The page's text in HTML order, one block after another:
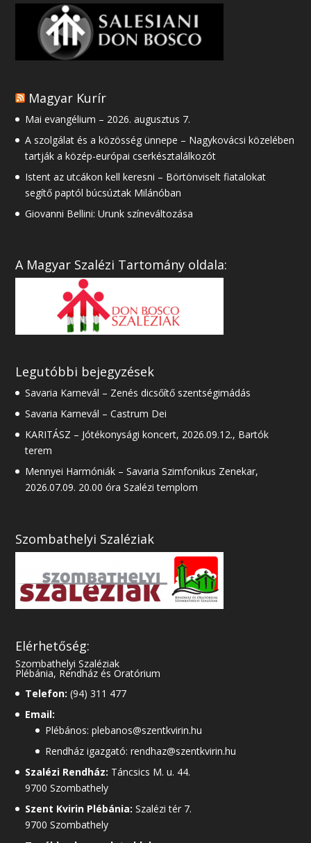
Magyar Kurír
Mai evangélium – 2026. augusztus 7.
A szolgálat és a közösség ünnepe – Nagykovácsi közelében
tartják a közép-európai cserkésztalálkozót
Istent az utcákon kell keresni – Börtönviselt fiatalokat
segítő paptól búcsúztak Milánóban
Giovanni Bellini: Urunk színeváltozása
A Magyar Szalézi Tartomány oldala:
Legutóbbi bejegyzések
Savaria Karnevál – Zenés dicsőítő szentségimádás
Savaria Karnevál – Castrum Dei
KARITÁSZ – Jótékonysági koncert, 2026.09.12., Bartók
terem
Mennyei Harmóniák – Savaria Szimfonikus Zenekar,
2026.07.09. 20.00 óra Szalézi templom
Szombathelyi Szaléziak
Elérhetőség:
Szombathelyi Szaléziak
Plébánia, Rendház és Oratórium
Telefon:(94) 311 477
Email:
Plébános: plebanos@szentkvirin.hu
Rendház igazgató: rendhaz@szentkvirin.hu
Szalézi Rendház: Táncsics M. u. 44.
9700 Szombathely
Szent Kvirin Plébánia: Szalézi tér 7.
9700 Szombathely